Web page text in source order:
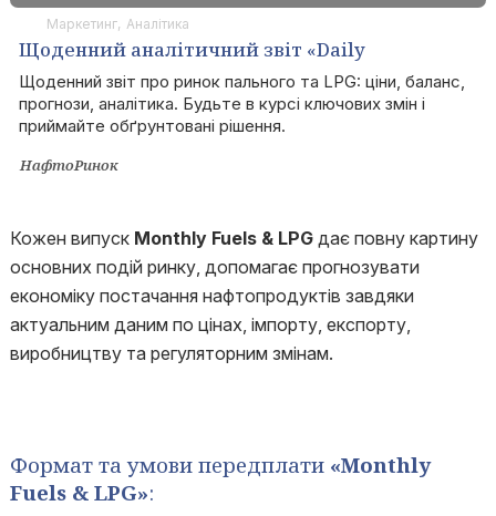
Маркетинг
Аналітика
Щоденний аналітичний звіт «Daily
Fuels&LPG»
Щоденний звіт про ринок пального та LPG: ціни, баланс,
прогнози, аналітика. Будьте в курсі ключових змін і
приймайте обґрунтовані рішення.
НафтоРинок
Кожен випуск Monthly Fuels & LPGдає повну картину
основних подій ринку, допомагає прогнозувати
економіку постачання нафтопродуктів завдяки
актуальним даним по цінах, імпорту, експорту,
виробництву та регуляторним змінам.
Формат та умови передплати «Monthly
Fuels & LPG»: